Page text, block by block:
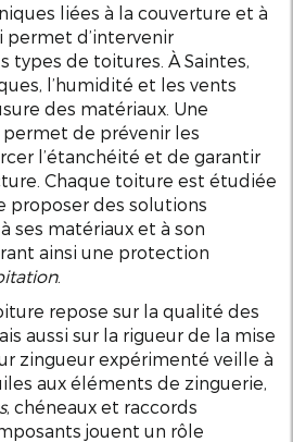
liées à la couverture et à
permet d’intervenir
types de toitures. À Saintes,
l’humidité et les vents
des matériaux. Une
de prévenir les
l’étanchéité et de garantir
Chaque toiture est étudiée
proposer des solutions
ses matériaux et à son
ainsi une protection
.
repose sur la qualité des
aussi sur la rigueur de la mise
zingueur expérimenté veille à
aux éléments de zinguerie,
, chéneaux et raccords
jouent un rôle